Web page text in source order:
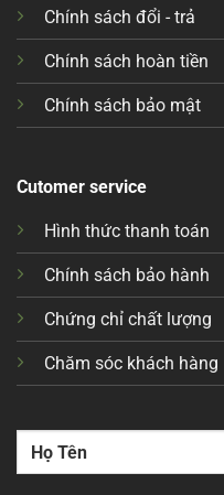
Chính sách đổi - trả
Chính sách hoàn tiền
Chính sách bảo mật
Cutomer service
Hình thức thanh toán
Chính sách bảo hành
Chứng chỉ chất lượng
Chăm sóc khách hàng